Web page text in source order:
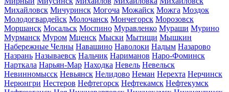
Михайловск Мичуринск Могоча Можайск Можга Моздок
Молодогвардейск Молочанск Мончегорск Морозовск
Моршанск Мосальск Моспино Муравленко Мураши Мурино
Мурманск Муром Мценск Мыски Мытищи Мышкин
Набережные Челны Навашино Наволоки Надым Назарово
Назрань Называевск Нальчик Нариманов Наро-Фоминск
Нарткала Нарьян-Мар Находка Невель Невельск
Невинномысск Невьянск Нелидово Неман Нерехта Нерчинск
Нерюнгри Нестеров Нефтегорск Нефтекамск Нефтекумск